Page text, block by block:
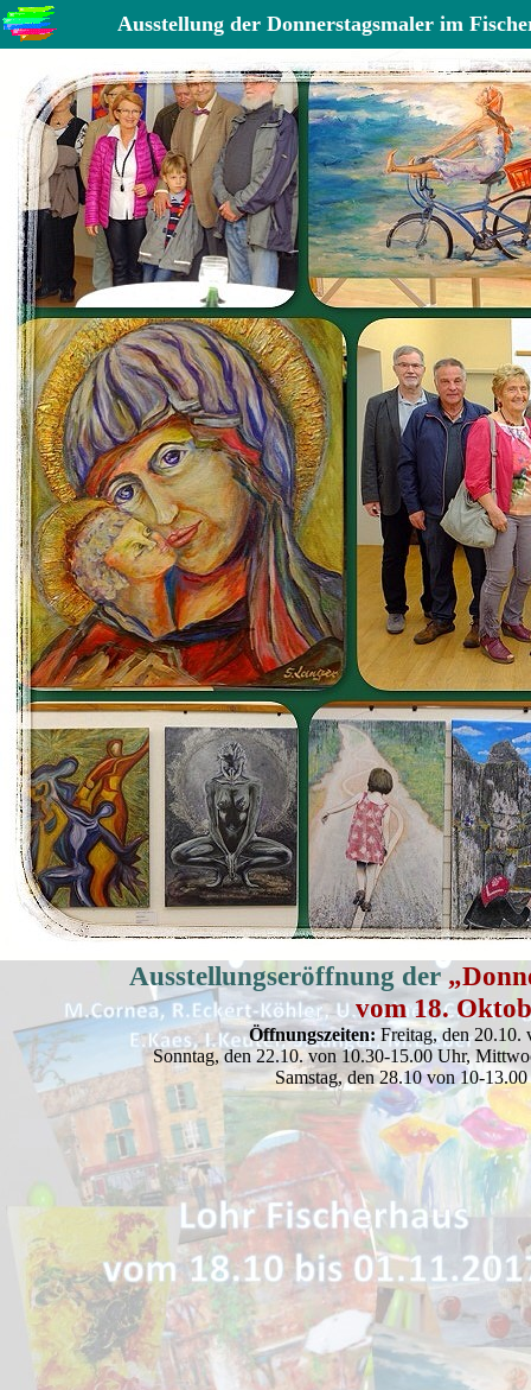
Ausstellung der Donnerstagsmaler im
Ausstellungseröffnung der
vom 18.
Öffnungszeiten:Freitag, den 20.10.
Sonntag, den 22.10. von 10.30-15.00 Uhr,
Samstag, den 28.10 von 10-